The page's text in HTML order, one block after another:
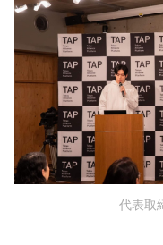
代表取